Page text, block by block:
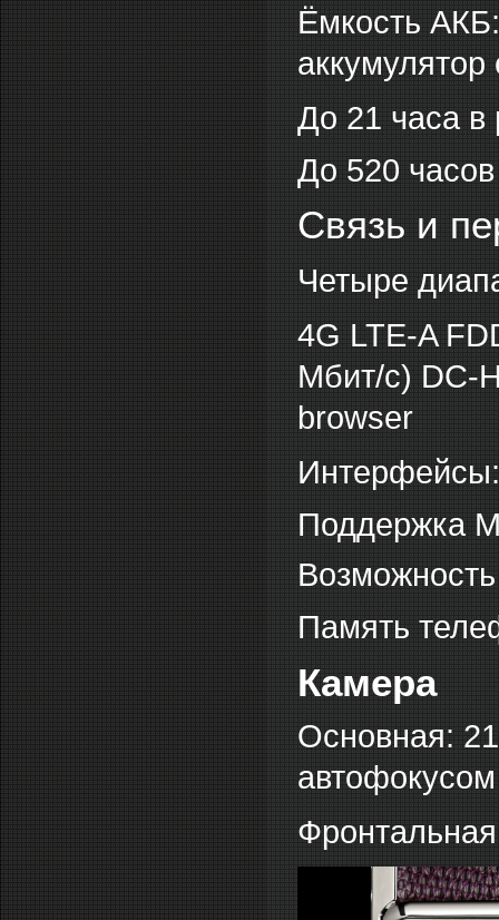
Ёмкость
До 21 часа в
До 520
Связь и
Четыре
4G LTE-A
Мбит/с) DC-
browser
Поддержка
Память
Камера
Основная: